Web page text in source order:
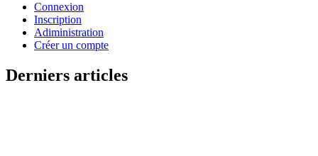
Connexion
Inscription
Adiministration
Créer un compte
Derniers articles